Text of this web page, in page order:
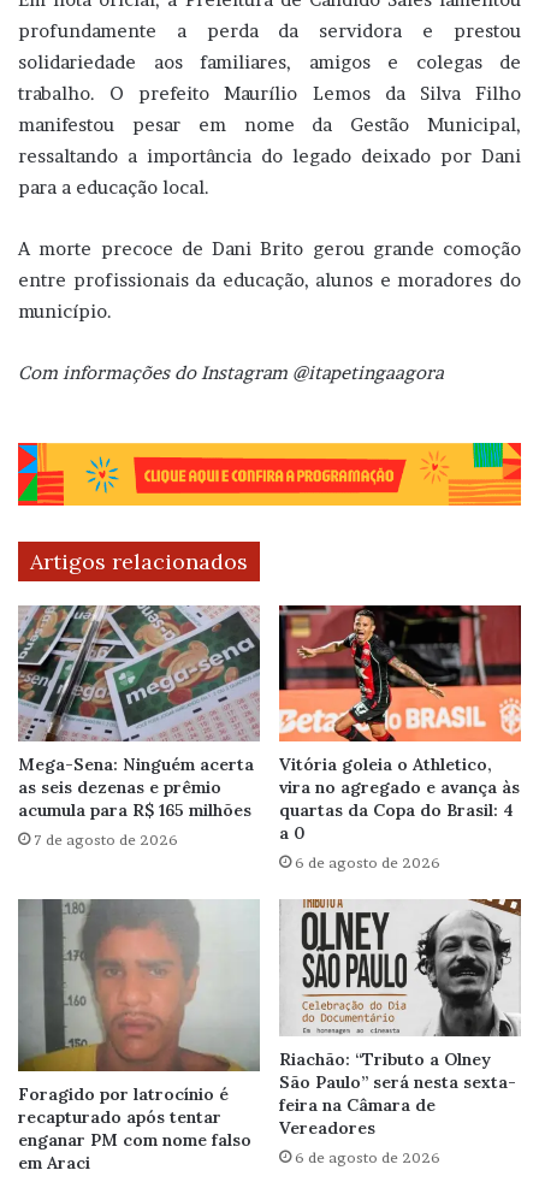
profundamente a perda da servidora e prestou
solidariedade aos familiares, amigos e colegas de
trabalho. O prefeitoMaurílio Lemos da Silva Filho
manifestou pesar em nome da Gestão Municipal,
ressaltando a importância do legado deixado por Dani
para a educação local.
A morte precoce de Dani Brito gerou grande comoção
entre profissionais da educação, alunos e moradores do
município.
Com informações do Instagram @itapetingaagora
Artigos relacionados
Mega-Sena: Ninguém acerta
as seis dezenas e prêmio
acumula para R$ 165 milhões
7 de agosto de 2026
Vitória goleia o Athletico,
vira no agregado e avança às
quartas da Copa do Brasil: 4
a 0
6 de agosto de 2026
Foragido por latrocínio é
recapturado após tentar
enganar PM com nome falso
em Araci
Riachão: “Tributo a Olney
São Paulo” será nesta sexta-
feira na Câmara de
Vereadores
6 de agosto de 2026